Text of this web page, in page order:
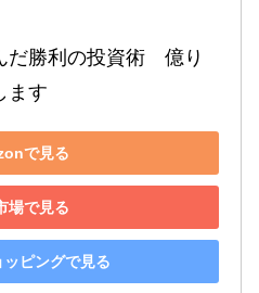
勝利の投資術　億り
ます
で見る
場で見る
ピングで見る